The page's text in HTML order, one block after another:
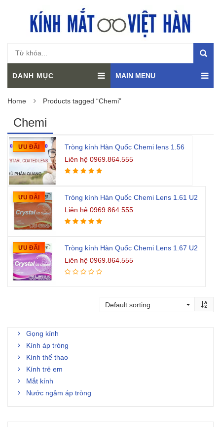
DANH MỤC MAIN MENU
Home Products tagged “Chemi”
Chemi
ƯU ĐÃI
Tròng kính Hàn Quốc Chemi lens 1.56
Liên hệ 0969.864.555
ƯU ĐÃI
Tròng kính Hàn Quốc Chemi Lens 1.61 U2
Liên hệ 0969.864.555
ƯU ĐÃI
Tròng kính Hàn Quốc Chemi Lens 1.67 U2
Liên hệ 0969.864.555
Gọng kính
Kính áp tròng
Kính thể thao
Kính trẻ em
Mắt kính
Nước ngâm áp tròng